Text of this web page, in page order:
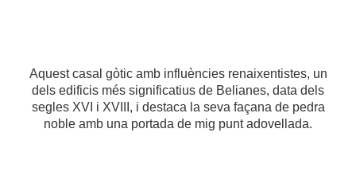
Aquest casal gòtic amb influències renaixentistes, un
dels edificis més significatius de Belianes, data dels
segles XVI i XVIII, i destaca la seva façana de pedra
noble amb una portada de mig punt adovellada.